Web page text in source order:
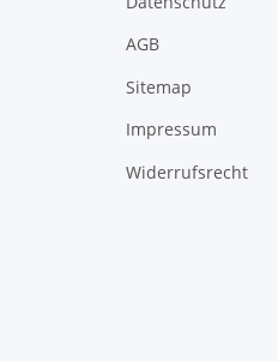
AGB
Sitemap
Impressum
Widerrufsrecht